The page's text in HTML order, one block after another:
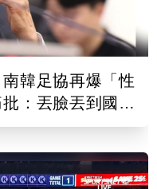
韓足協再爆「性
：丟臉丟到國外